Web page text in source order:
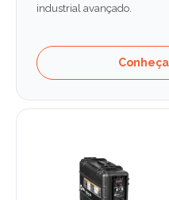
industrial avançado.